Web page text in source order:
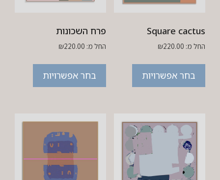
Square cactus
החל מ: ₪220.00
בחר אפשרויות
פרח השכונות
החל מ: ₪220.00
בחר אפשרויות